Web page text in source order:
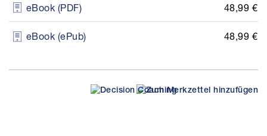
eBook (PDF) 48,99 €
eBook (ePub) 48,99 €